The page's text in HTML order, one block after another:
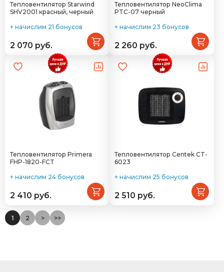
Тепловентилятор Starwind
SHV2001 красный, черный
+ начислим 21 бонусов
2 070 руб.
Тепловентилятор NeoClima
PTC-07 черный
+ начислим 23 бонусов
2 260 руб.
Тепловентилятор Primera
FHP-1820-FCT
+ начислим 24 бонусов
2 410 руб.
Тепловентилятор Centek CT-
6023
+ начислим 25 бонусов
2 510 руб.
1 2 > >>